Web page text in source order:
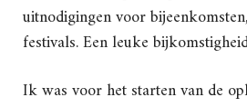
uitnodigingen voor
festivals. Een leuke
Ik was voor het starten van de